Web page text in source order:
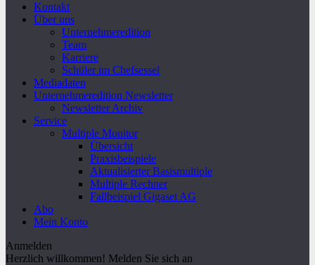
Kontakt
Über uns
Unternehmeredition
Team
Karriere
Schüler im Chefsessel
Mediadaten
Unternehmeredition Newsletter
Newsletter Archiv
Service
Multiple Monitor
Übersicht
Praxisbeispiele
Aktualisierter Basismultiple
Multiple Rechner
Fallbeispiel Gigaset AG
Abo
Mein Konto
Anmelden
Herzlich willkommen! Melden Sie sich an